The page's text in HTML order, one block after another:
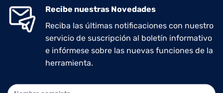
Recibe nuestras Novedades
Reciba las últimas notificaciones con nuestro
servicio de suscripción al boletín informativo
e infórmese sobre las nuevas funciones de la
herramienta.
NEWLETTER